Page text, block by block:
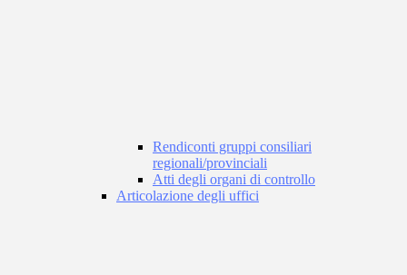
Rendiconti gruppi consiliari
regionali/provinciali
Atti degli organi di controllo
Articolazione degli uffici